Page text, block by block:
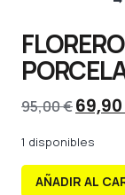
95,00€69,90
1 disponibles
AÑADIR AL